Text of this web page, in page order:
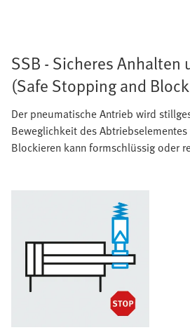
SSB - Sicheres Anhalten
(Safe Stopping and
Der pneumatische Antrieb wird
Beweglichkeit des
Blockieren kann formschlüssig oder